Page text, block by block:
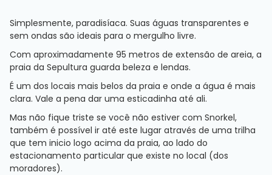
Simplesmente, paradisíaca. Suas águas transparentes e
sem ondas são ideais para o mergulho livre.
Com aproximadamente 95 metros de extensão de areia, a
praia da Sepultura guarda beleza e lendas.
É um dos locais mais belos da praia e onde a água é mais
clara. Vale a pena dar uma esticadinha até ali.
Mas não fique triste se você não estiver com Snorkel,
também é possível ir até este lugar através de uma trilha
que tem inicio logo acima da praia, ao lado do
estacionamento particular que existe no local (dos
moradores).